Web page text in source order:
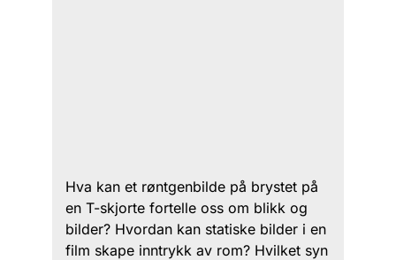
Hva kan et røntgenbilde på brystet på
en T-skjorte fortelle oss om blikk og
bilder? Hvordan kan statiske bilder i en
film skape inntrykk av rom? Hvilket syn